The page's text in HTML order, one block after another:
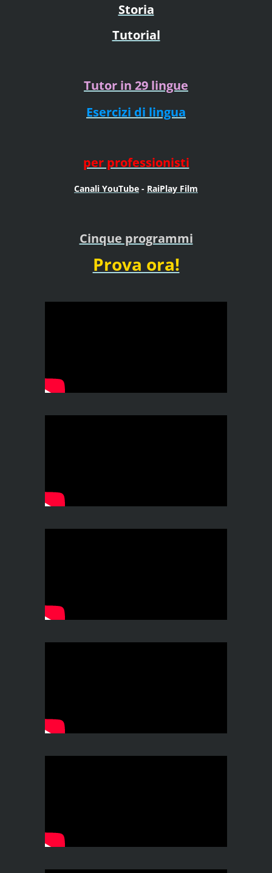
Storia
Tutorial
Tutor in 29 lingue
Esercizi di lingua
per professionisti
Canali YouTube - RaiPlay Film
Cinque programmi
Prova ora!